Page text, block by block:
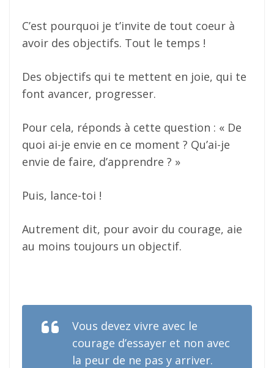
C’est pourquoi je t’invite de tout coeur à
avoir des objectifs. Tout le temps !
Des objectifs qui te mettent en joie, qui te
font avancer, progresser.
Pour cela, réponds à cette question : « De
quoi ai-je envie en ce moment ? Qu’ai-je
envie de faire, d’apprendre ? »
Puis, lance-toi !
Autrement dit, pour avoir du courage, aie
au moins toujours un objectif.
Vous devez vivre avec le
courage d’essayer et non avec
la peur de ne pas y arriver.